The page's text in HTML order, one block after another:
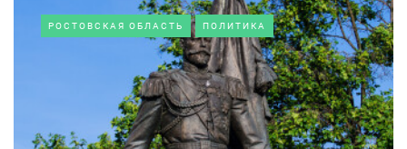
РОСТОВСКАЯ ОБЛАСТЬ ПОЛИТИКА